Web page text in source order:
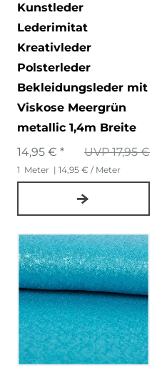
Kunstleder
Lederimitat
Kreativleder
Polsterleder
Bekleidungsleder mit
Viskose Meergrün
metallic 1,4m Breite
UVP 17,95 €
14,95 € *
1 Meter | 14,95 € / Meter